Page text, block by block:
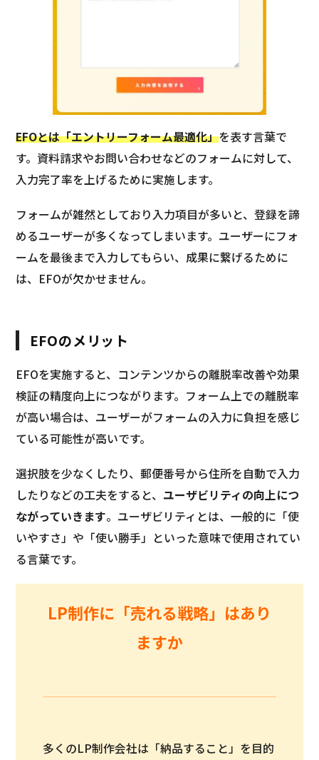
EFOとは「エントリーフォーム最適化」を表す言葉で
す。資料請求やお問い合わせなどのフォームに対して、
入力完了率を上げるために実施します。
フォームが雑然としており入力項目が多いと、登録を諦
めるユーザーが多くなってしまいます。ユーザーにフォ
ームを最後まで入力してもらい、成果に繋げるために
は、EFOが欠かせません。
EFOのメリット
EFOを実施すると、コンテンツからの離脱率改善や効果
検証の精度向上につながります。フォーム上での離脱率
が高い場合は、ユーザーがフォームの入力に負担を感じ
ている可能性が高いです。
選択肢を少なくしたり、郵便番号から住所を自動で入力
したりなどの工夫をすると、 ユーザビリティの向上につ
ながっていきます。ユーザビリティとは、一般的に「使
いやすさ」や「使い勝手」といった意味で使用されてい
る言葉です。
LP制作に「売れる戦略」はあり
ますか
多くのLP制作会社は「納品すること」を目的